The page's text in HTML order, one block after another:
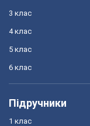
3 клас
4 клас
5 клас
6 клас
Підручники
1 клас